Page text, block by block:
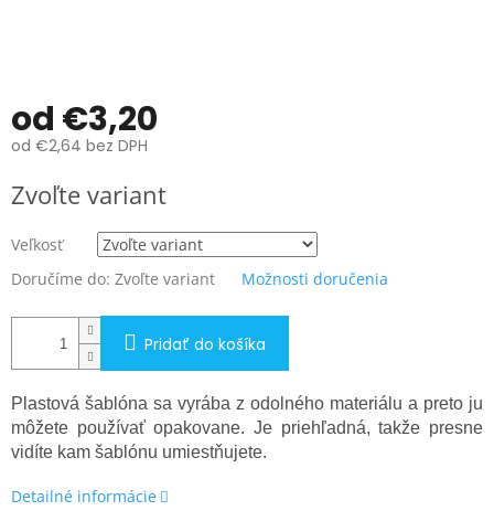
od €3,20
od €2,64 bez DPH
cena:
Zvoľte variant
Veľkosť
Doručíme do: Zvoľte variant Možnosti doručenia
Pridať do košíka
Plastová šablóna sa vyrába z odolného materiálu a preto ju
môžete používať opakovane. Je priehľadná, takže presne
vidíte kam šablónu umiestňujete.
Detailné informácie